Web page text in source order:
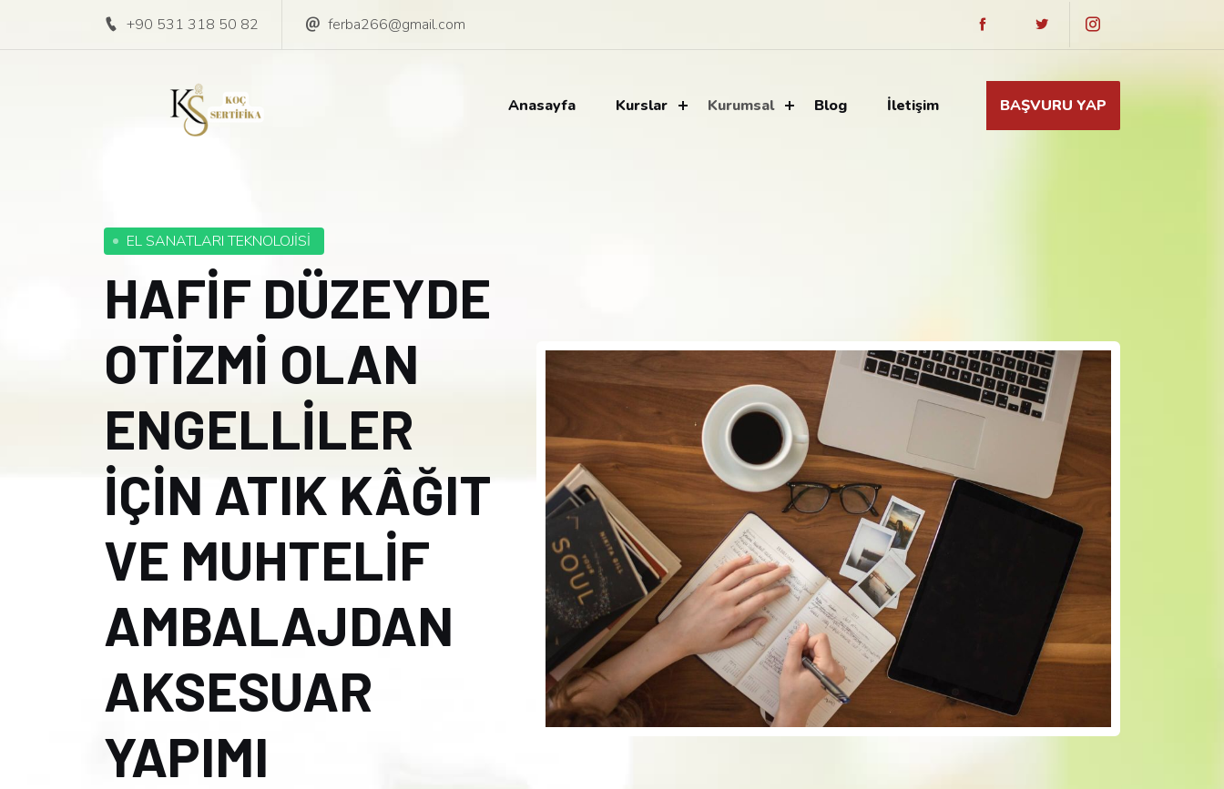
+90 531 318 50 82 ferba266@gmail.com
Anasayfa Kurslar Kurumsal Blog İletişim BAŞVURU YAP
EL SANATLARI TEKNOLOJİSİ
HAFİF DÜZEYDE
OTİZMİ OLAN
ENGELLİLER
İÇİN ATIK KÂĞIT
VE MUHTELİF
AMBALAJDAN
AKSESUAR
YAPIMI